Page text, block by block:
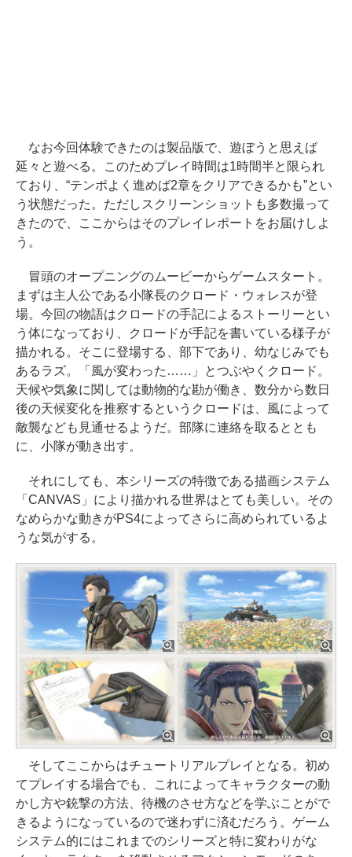
なお今回体験できたのは製品版で、遊ぼうと思えば
延々と遊べる。このためプレイ時間は1時間半と限られ
ており、“テンポよく進めば2章をクリアできるかも”とい
う状態だった。ただしスクリーンショットも多数撮って
きたので、ここからはそのプレイレポートをお届けしよ
う。
冒頭のオープニングのムービーからゲームスタート。
まずは主人公である小隊長のクロード・ウォレスが登
場。今回の物語はクロードの手記によるストーリーとい
う体になっており、クロードが手記を書いている様子が
描かれる。そこに登場する、部下であり、幼なじみでも
あるラズ。「風が変わった……」とつぶやくクロード。
天候や気象に関しては動物的な勘が働き、数分から数日
後の天候変化を推察するというクロードは、風によって
敵襲なども見通せるようだ。部隊に連絡を取るととも
に、小隊が動き出す。
それにしても、本シリーズの特徴である描画システム
「CANVAS」により描かれる世界はとても美しい。その
なめらかな動きがPS4によってさらに高められているよ
うな気がする。
そしてここからはチュートリアルプレイとなる。初め
てプレイする場合でも、これによってキャラクターの動
かし方や銃撃の方法、待機のさせ方などを学ぶことがで
きるようになっているので迷わずに済むだろう。ゲーム
システム的にはこれまでのシリーズと特に変わりがな